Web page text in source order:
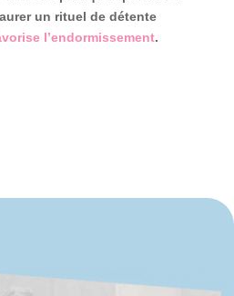
un rituel de détente
l’endormissement.